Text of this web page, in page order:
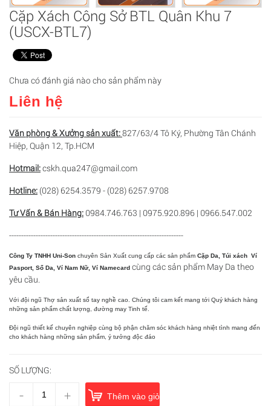
Cặp Xách Công Sở BTL Quân Khu 7
(USCX-BTL7)
Chưa có đánh giá nào cho sản phẩm này
Liên hệ
Văn phòng & Xưởng sản xuất:827/63/4 Tô Ký, Phường Tân Chánh
Hiệp, Quận 12, Tp.HCM
Hotmail:cskh.qua247@gmail.com
Hotline: (028) 6254.3579 - (028) 6257.9708
Tư Vấn & Bán Hàng: 0984.746.763 | 0975.920.896 | 0966.547.002
------------------------------------------------------------------------
Công Ty TNHH Uni-Son chuyên Sản Xuất cung cấp các sản phẩm Cặp Da, Túi xách Ví
Pasport, Sổ Da,
Ví Nam Nữ, Ví Namecard cùng các sản phẩm May Da theo
yêu cầu.
Với đội ngũ Thợ sản xuất sổ tay nghề cao. Chúng tôi cam kết mang tới Quý khách hàng
những sản phẩm chất lượng, đường may Tinh tế.
Đội ngũ thiết kế chuyên nghiệp cùng bộ phận chăm sóc khách hàng nhiệt tình mang đến
cho khách hàng những sản phẩm, ý tưởng độc đáo
SỐ LƯỢNG:
- + Thêm vào giỏ hàng